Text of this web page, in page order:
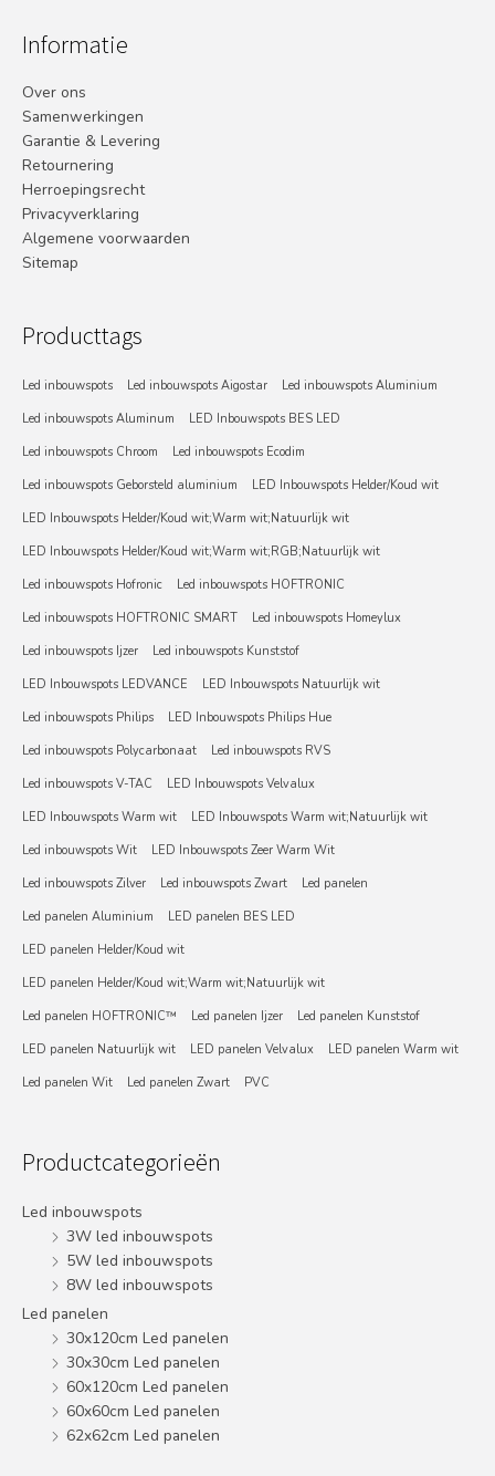
Informatie
Over ons
Samenwerkingen
Garantie & Levering
Retournering
Herroepingsrecht
Privacyverklaring
Algemene voorwaarden
Sitemap
Producttags
Led inbouwspots Led inbouwspots Aigostar
Led inbouwspots Aluminium
Led inbouwspots Aluminum
LED Inbouwspots BES LED
Led inbouwspots Chroom
Led inbouwspots Ecodim
Led inbouwspots Geborsteld aluminium
LED Inbouwspots Helder/Koud wit
LED Inbouwspots Helder/Koud wit;Warm wit;Natuurlijk wit
LED Inbouwspots Helder/Koud wit;Warm wit;RGB;Natuurlijk wit
Led inbouwspots Hofronic
Led inbouwspots HOFTRONIC
Led inbouwspots HOFTRONIC SMART
Led inbouwspots Homeylux
Led inbouwspots Ijzer
Led inbouwspots Kunststof
LED Inbouwspots LEDVANCE
LED Inbouwspots Natuurlijk wit
Led inbouwspots Philips
LED Inbouwspots Philips Hue
Led inbouwspots Polycarbonaat
Led inbouwspots RVS
Led inbouwspots V-TAC
LED Inbouwspots Velvalux
LED Inbouwspots Warm wit
LED Inbouwspots Warm wit;Natuurlijk wit
Led inbouwspots Wit
LED Inbouwspots Zeer Warm Wit
Led inbouwspots Zilver
Led inbouwspots Zwart
Led panelen
Led panelen Aluminium
LED panelen BES LED
LED panelen Helder/Koud wit
LED panelen Helder/Koud wit;Warm wit;Natuurlijk wit
Led panelen HOFTRONIC™
Led panelen Ijzer
Led panelen Kunststof
LED panelen Natuurlijk wit
LED panelen Velvalux
LED panelen Warm wit
Led panelen Wit
Led panelen Zwart PVC
Productcategorieën
Led inbouwspots
3W led inbouwspots
5W led inbouwspots
8W led inbouwspots
Led panelen
30x120cm Led panelen
30x30cm Led panelen
60x120cm Led panelen
60x60cm Led panelen
62x62cm Led panelen